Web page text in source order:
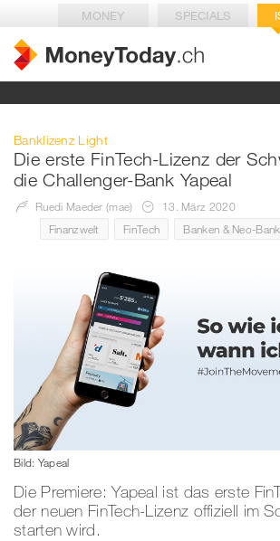
MONEY SPECIALS
Banklizenz Light
Die erste FinTech-Lizenz der
die Challenger-Bank Yapeal
Ruedi Maeder (mae)
13. März 2020
Finanzwelt
FinTech Banken & Neo-
Bild: Yapeal
Die Premiere: Yapeal ist das erste
der neuen FinTech-Lizenz offiziell im
starten wird.